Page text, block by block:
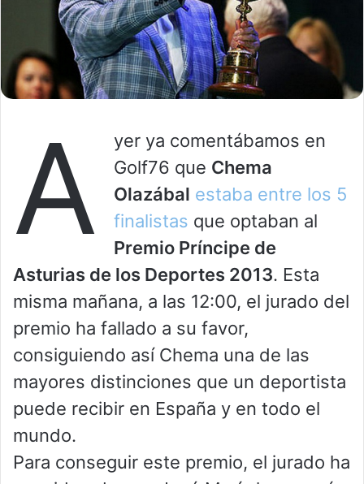
A
yer ya comentábamos en
Golf76 que Chema
Olazábal estaba entre los 5
finalistas que optaban al
Premio Príncipe de
Asturias de los Deportes 2013. Esta
misma mañana, a las 12:00, el jurado del
premio ha fallado a su favor,
consiguiendo así Chema una de las
mayores distinciones que un deportista
puede recibir en España y en todo el
mundo.
Para conseguir este premio, el jurado ha